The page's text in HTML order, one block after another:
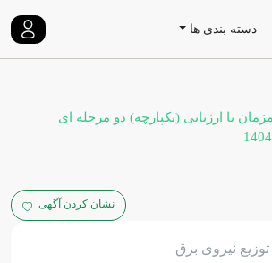
دسته بندی ها
با ارزیابی (یکپارچه) دو مرحله ای
نشان کردن آگهی
نیروی برق